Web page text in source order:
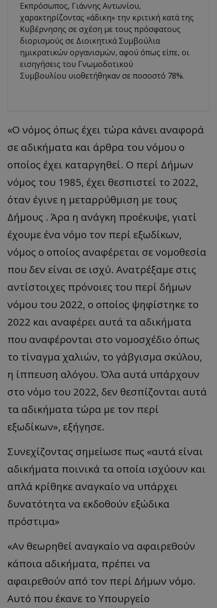
Εκπρόσωπος, Γιάννης Αντωνίου,
χαρακτηρίζοντας «άδικη» την κριτική κατά της
Κυβέρνησης σε σχέση με τους πρόσφατους
διορισμούς σε Διοικητικά Συμβούλια
ημικρατικών οργανισμών, αφού όπως είπε, οι
εισηγήσεις του Γνωμοδοτικού
Συμβουλίου υιοθετήθηκαν σε ποσοστό 78%.
«Ο νόμος όπως έχει τώρα κάνει αναφορά
σε αδικήματα και άρθρα του νόμου ο
οποίος έχει καταργηθεί. Ο περί Δήμων
νόμος του 1985, έχει θεσπιστεί το 2022,
όταν έγινε η μεταρρύθμιση με τους
Δήμους . Άρα η ανάγκη προέκυψε, γιατί
έχουμε ένα νόμο τον περί εξωδίκων,
νόμος ο οποίος αναφέρεται σε νομοθεσία
που δεν είναι σε ισχύ. Ανατρέξαμε στις
αντίστοιχες πρόνοιες του περί δήμων
νόμου του 2022, ο οποίος ψηφίστηκε το
2022 και αναφέρει αυτά τα αδικήματα
που αναφέρονται στο νομοσχέδιο όπως
το τίναγμα χαλιών, το γάβγισμα σκύλου,
η ίππευση αλόγου. Όλα αυτά υπάρχουν
στο νόμο του 2022, δεν θεσπίζονται αυτά
τα αδικήματα τώρα με τον περί
εξωδίκων», εξήγησε.
Συνεχίζοντας σημείωσε πως «αυτά είναι
αδικήματα ποινικά τα οποία ισχύουν και
απλά κρίθηκε αναγκαίο να υπάρχει
δυνατότητα να εκδοθούν εξώδικα
πρόστιμα»
«Αν θεωρηθεί αναγκαίο να αφαιρεθούν
κάποια αδικήματα, πρέπει να
αφαιρεθούν από τον περί Δήμων νόμο.
Αυτό που έκανε το Υπουργείο